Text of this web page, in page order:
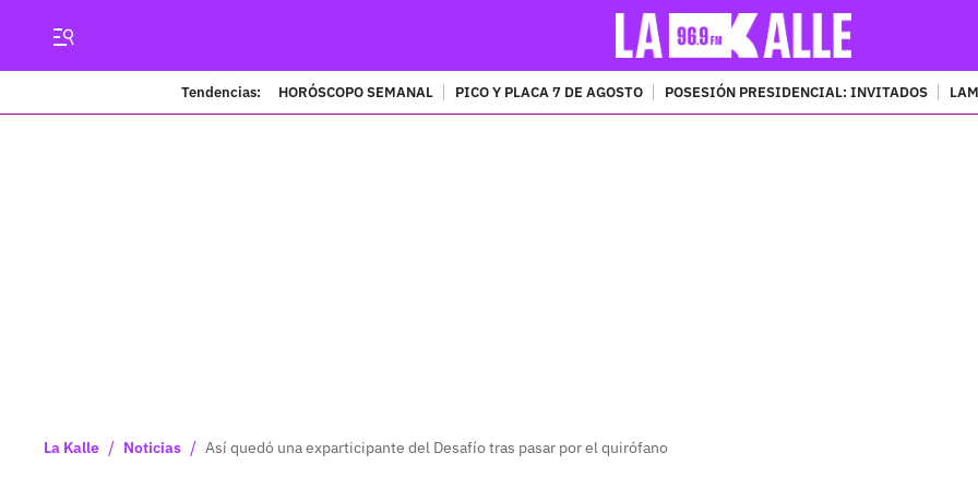
Tendencias: HORÓSCOPO SEMANAL PICO Y PLACA 7 DE AGOSTO POSESIÓN PRESIDENCIAL: INVITADOS
La Kalle / Noticias / Así quedó una exparticipante del Desafío tras pasar por el quirófano